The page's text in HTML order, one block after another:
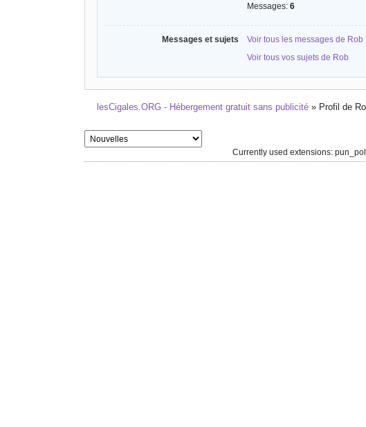
Messages: 6
Messages et sujets
Voir tous les messages de Rob
Voir tous vos sujets de Rob
lesCigales.ORG - Hébergement gratuit sans publicité » Profil de
Currently used extensions: